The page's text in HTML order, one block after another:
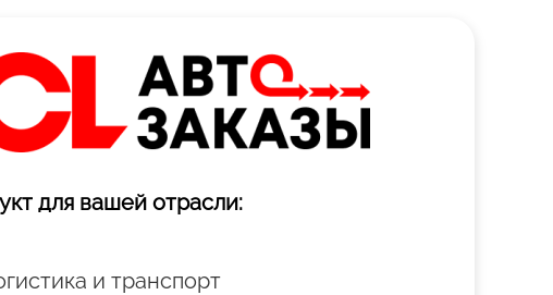
для вашей отрасли:
и транспорт